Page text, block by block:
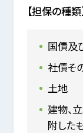
【担保の種類
国債及
社債そ
土地
建物、
附した